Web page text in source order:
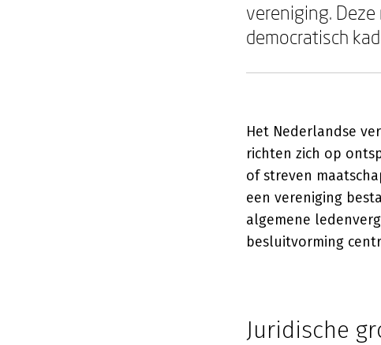
vereniging.
democratisch
Het Nederlandse
richten zich op
of streven
een vereniging
algemene
besluitvorming
Juridische